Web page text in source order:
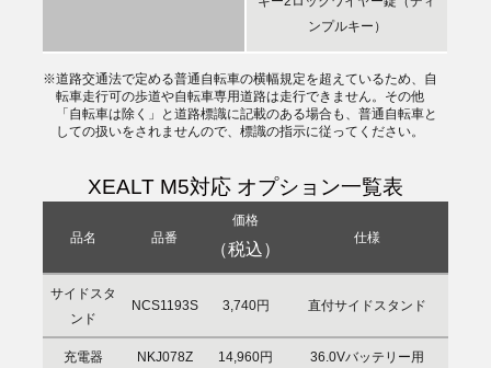
ンプルキー）
※道路交通法で定める普通自転車の横幅規定を超えているため、自
転車走行可の歩道や自転車専用道路は走行できません。その他
「自転車は除く」と道路標識に記載のある場合も、普通自転車と
しての扱いをされませんので、標識の指示に従ってください。
XEALT M5対応 オプション一覧表
品名 品番
価格
（税込）
仕様
サイドスタ
ンド
NCS1193S 3,740円 直付サイドスタンド
充電器 NKJ078Z 14,960円 36.0Vバッテリー用